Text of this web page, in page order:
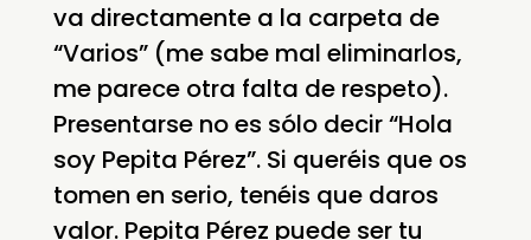
va directamente a la carpeta de
“Varios” (me sabe mal eliminarlos,
me parece otra falta de respeto).
Presentarse no es sólo decir “Hola
soy Pepita Pérez”. Si queréis que os
tomen en serio, tenéis que daros
valor. Pepita Pérez puede ser tu